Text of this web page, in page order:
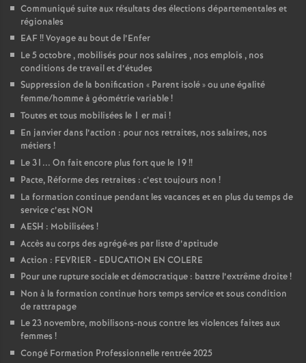
Communiqué suite aux résultats des élections départementales et
régionales
EAF!! Voyage au bout de l’Enfer
Le 5 octobre , mobilisés pour nos salaires , nos emplois , nos
conditions de travail et d’études
Suppression de la bonification « Parent isolé» ou une égalité
femme/homme à géométrie variable!
Toutes et tous mobilisées le 1 er mai !
En janvier dans l’action : pour nos retraites, nos salaires, nos
métiers !
Le 31... On fait encore plus fort que le 19!!
Pacte, Réforme des retraites : c’est toujours non !
La formation continue pendant les vacances et en plus du temps de
service c’est NON
AESH : Mobilisées !
Accès au corps des agrégé·es par liste d’aptitude
Action : FEVRIER - EDUCATION EN COLERE
Pour une rupture sociale et démocratique : battre l’extrême droite!
Non à la formation continue hors temps service et sous condition
de rattrapage
Le 23 novembre, mobilisons-nous contre les violences faites aux
femmes !
Congé Formation Professionnelle rentrée 2025